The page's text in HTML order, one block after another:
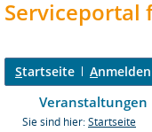
Serviceportal
Startseite Anmelden
Veranstaltungen
Sie sind hier: Startseite